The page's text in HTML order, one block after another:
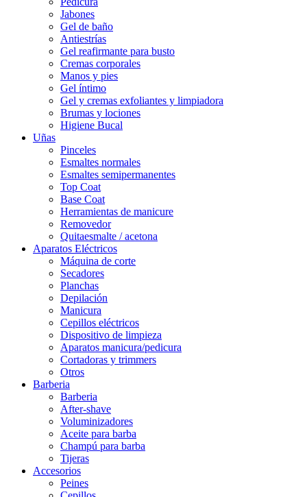
Jabones
Gel de baño
Antiestrías
Gel reafirmante para busto
Cremas corporales
Manos y pies
Gel íntimo
Gel y cremas exfoliantes y limpiadora
Brumas y lociones
Higiene Bucal
Uñas
Pinceles
Esmaltes normales
Esmaltes semipermanentes
Top Coat
Base Coat
Herramientas de manicure
Removedor
Quitaesmalte / acetona
Aparatos Eléctricos
Máquina de corte
Secadores
Planchas
Depilación
Manicura
Cepillos eléctricos
Dispositivo de limpieza
Aparatos manicura/pedicura
Cortadoras y trimmers
Otros
Barberia
Barberia
After-shave
Voluminizadores
Aceite para barba
Champú para barba
Tijeras
Accesorios
Peines